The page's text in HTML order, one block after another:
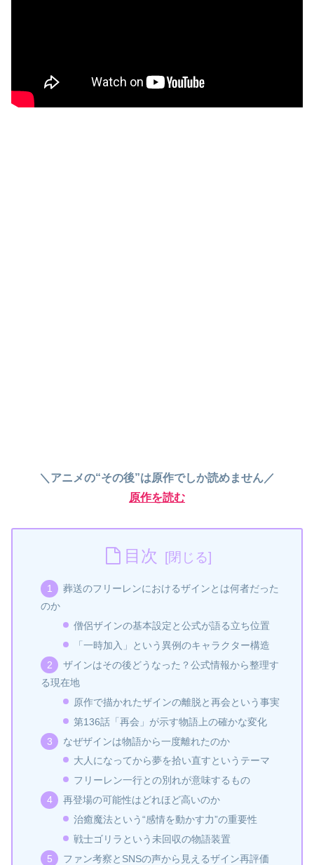
＼アニメの“その後”は原作でしか読めません／
原作を読む
目次
葬送のフリーレンにおけるザインとは何者だった
のか
僧侶ザインの基本設定と公式が語る立ち位置
「一時加入」という異例のキャラクター構造
ザインはその後どうなった？公式情報から整理す
る現在地
原作で描かれたザインの離脱と再会という事実
第136話「再会」が示す物語上の確かな変化
なぜザインは物語から一度離れたのか
大人になってから夢を拾い直すというテーマ
フリーレン一行との別れが意味するもの
再登場の可能性はどれほど高いのか
治癒魔法という“感情を動かす力”の重要性
戦士ゴリラという未回収の物語装置
ファン考察とSNSの声から見えるザイン再評価